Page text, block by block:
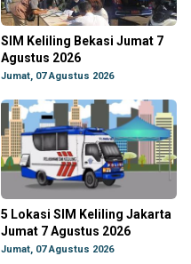
SIM Keliling Bekasi Jumat 7
Agustus 2026
Jumat, 07 Agustus 2026
5 Lokasi SIM Keliling Jakarta
Jumat 7 Agustus 2026
Jumat, 07 Agustus 2026